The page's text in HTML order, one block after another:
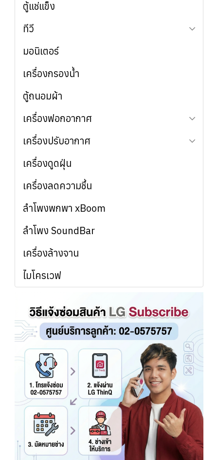
รุ่น 2 ประตู (ซ้าย-ขวา)
รุ่น 2 ประตู (บน-ล่าง)
ตู้แช่แข็ง
ทีวี
OLED
QNED
มอนิเตอร์
เครื่องกรองน้ำ
ตู้ถนอมผ้า
เครื่องฟอกอากาศ
ใช้งานทั่วไป
สำหรับสัตว์เลี้ยง
เครื่องปรับอากาศ
ใช้งานทั่วไป
เชิงพาณิชย์
เครื่องดูดฝุ่น
เครื่องลดความชื้น
ลำโพงพกพา xBoom
ลำโพง SoundBar
เครื่องล้างจาน
ไมโครเวฟ